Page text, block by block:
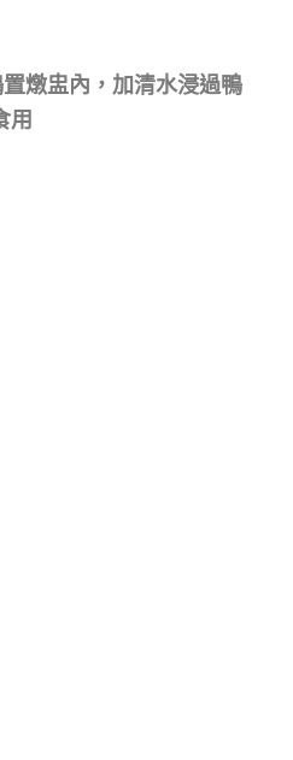
燉盅內，加清水浸過鴨
用